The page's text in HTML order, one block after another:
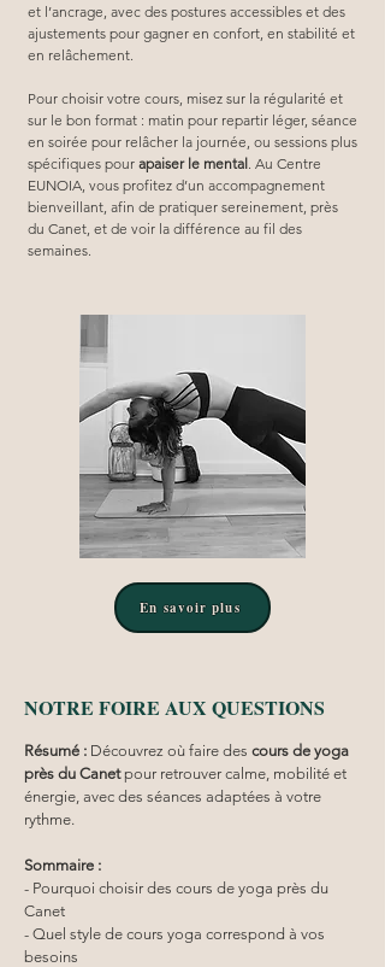
et l’ancrage, avec des postures accessibles et des
ajustements pour gagner en confort, en stabilité et
en relâchement.
Pour choisir votre cours, misez sur la régularité et
sur le bon format : matin pour repartir léger, séance
en soirée pour relâcher la journée, ou sessions plus
spécifiques pour apaiser le mental . Au Centre
EUNOIA, vous profitez d’un accompagnement
bienveillant, afin de pratiquer sereinement, près
du Canet, et de voir la différence au fil des
semaines.
En savoir plus
NOTRE FOIRE AUX QUESTIONS
Résumé : Découvrez où faire des cours de yoga
près du Canet pour retrouver calme, mobilité et
énergie, avec des séances adaptées à votre
rythme.
Sommaire :
- Pourquoi choisir des cours de yoga près du
Canet
- Quel style de cours yoga correspond à vos
besoins